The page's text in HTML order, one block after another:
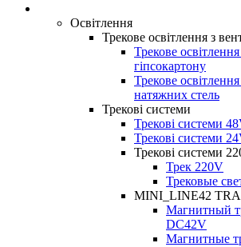
Освітлення
Трекове освітлення з
Трекове
гіпсокартону
Трекове
натяжних стель
Трекові системи
Трекові системи
Трекові системи
Трекові системи
Трек 220V
Трековые
MINI_LINE42
Магнитный
DC42V
Магнитные